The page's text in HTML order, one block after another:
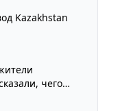
Kazakhstan
чего